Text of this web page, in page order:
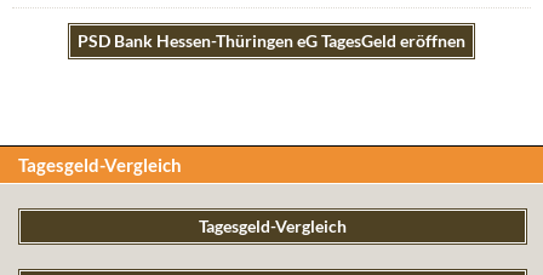
PSD Bank Hessen-Thüringen eG TagesGeld eröffnen
Tagesgeld-Vergleich
Tagesgeld-Vergleich